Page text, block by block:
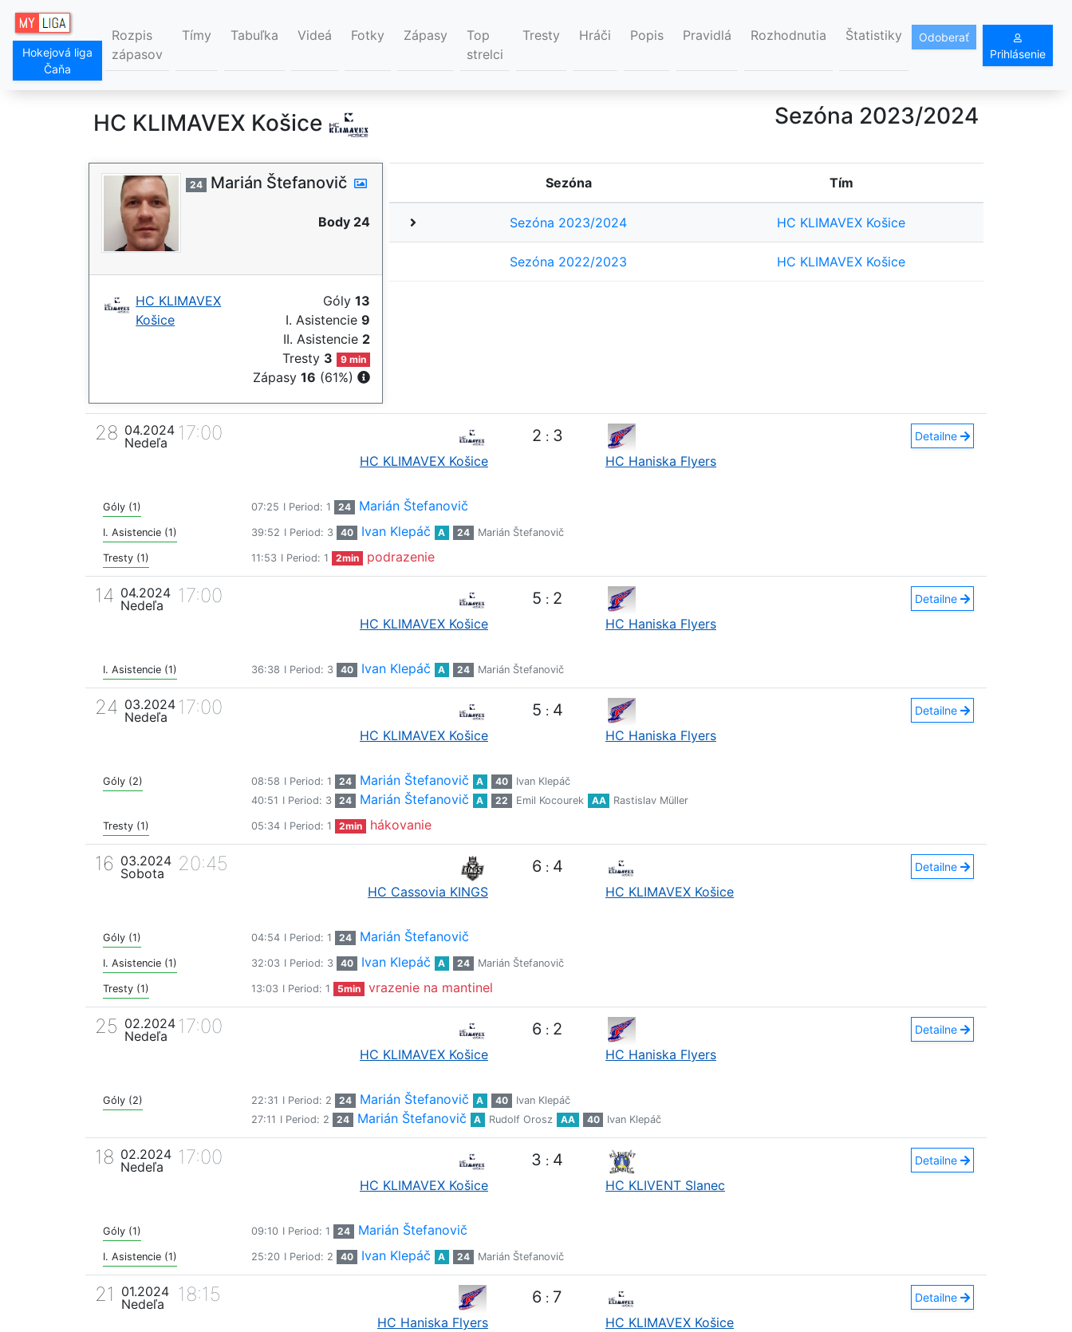
Hokejová liga
Čaňa
Rozpis
zápasov
Tímy Tabuľka Videá Fotky Zápasy
Top
strelci
Tresty Hráči Popis Pravidlá Rozhodnutia Štatistiky
Odoberať
Prihlásenie
HC KLIMAVEX Košice Sezóna 2023/2024
24 Marián Štefanovič
Body 24
HC KLIMAVEX
Košice
Góly 13
I. Asistencie 9
II. Asistencie 2
Tresty 3 9 min
Zápasy 16 (61%)
Sezóna Tím
Sezóna 2023/2024 HC KLIMAVEX Košice
Sezóna 2022/2023 HC KLIMAVEX Košice
28 04.2024
Nedeľa
17:00
HC KLIMAVEX Košice
2 : 3
HC Haniska Flyers
Detailne
Góly (1) 07:25 I Period: 1 24 Marián Štefanovič
I. Asistencie (1) 39:52 I Period: 3 40 Ivan Klepáč A 24 Marián Štefanovič
Tresty (1) 11:53 I Period: 1 2min podrazenie
14 04.2024
Nedeľa
17:00
HC KLIMAVEX Košice
5 : 2
HC Haniska Flyers
Detailne
I. Asistencie (1) 36:38 I Period: 3 40 Ivan Klepáč A 24 Marián Štefanovič
24 03.2024
Nedeľa
17:00
HC KLIMAVEX Košice
5 : 4
HC Haniska Flyers
Detailne
Góly (2) 08:58 I Period: 1 24 Marián Štefanovič A 40
Ivan Klepáč
40:51 I Period: 3 24 Marián Štefanovič A 22 Emil Kocourek AA Rastislav Müller
Tresty (1) 05:34 I Period: 1 2min hákovanie
16 03.2024
Sobota
20:45
HC Cassovia KINGS
6 : 4
HC KLIMAVEX Košice
Detailne
Góly (1) 04:54 I Period: 1 24 Marián Štefanovič
I. Asistencie (1) 32:03 I Period: 3 40 Ivan Klepáč A 24 Marián Štefanovič
Tresty (1) 13:03 I Period: 1 5min vrazenie na mantinel
25 02.2024
Nedeľa
17:00
HC KLIMAVEX Košice
6 : 2
HC Haniska Flyers
Detailne
Góly (2) 22:31 I Period: 2 24 Marián Štefanovič A 40
Ivan Klepáč
27:11 I Period: 2 24 Marián Štefanovič A Rudolf Orosz AA 40 Ivan Klepáč
18 02.2024
Nedeľa
17:00
HC KLIMAVEX Košice
3 : 4
HC KLIVENT Slanec
Detailne
Góly (1) 09:10 I Period: 1 24 Marián Štefanovič
I. Asistencie (1) 25:20 I Period: 2 40 Ivan Klepáč A 24 Marián Štefanovič
21
01.2024
Nedeľa
18:15
HC Haniska Flyers
6 : 7
HC KLIMAVEX Košice
Detailne